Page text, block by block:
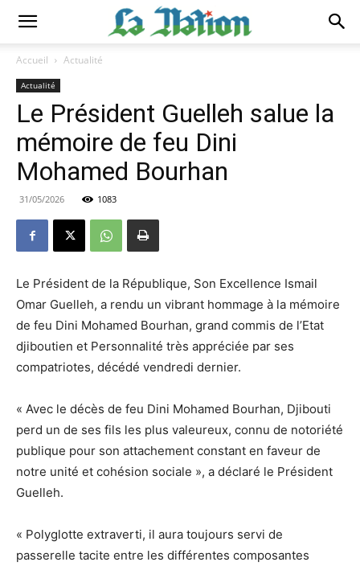
Accueil Actualité
Actualité
Le Président Guelleh salue la
mémoire de feu Dini
Mohamed Bourhan
31/05/2026 1083
Le Président de la République, Son Excellence Ismail
Omar Guelleh, a rendu un vibrant hommage à la mémoire
de feu Dini Mohamed Bourhan, grand commis de l’Etat
djiboutien et Personnalité très appréciée par ses
compatriotes, décédé vendredi dernier.
« Avec le décès de feu Dini Mohamed Bourhan, Djibouti
perd un de ses fils les plus valeureux, connu de notoriété
publique pour son attachement constant en faveur de
notre unité et cohésion sociale », a déclaré le Président
Guelleh.
« Polyglotte extraverti, il aura toujours servi de
passerelle tacite entre les différentes composantes